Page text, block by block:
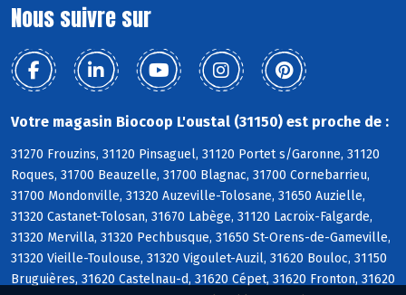
Nous suivre sur
Votre magasin Biocoop L'oustal (31150) est proche de :
31270 Frouzins, 31120 Pinsaguel, 31120 Portet s/Garonne, 31120
Roques, 31700 Beauzelle, 31700 Blagnac, 31700 Cornebarrieu,
31700 Mondonville, 31320 Auzeville-Tolosane, 31650 Auzielle,
31320 Castanet-Tolosan, 31670 Labège, 31120 Lacroix-Falgarde,
31320 Mervilla, 31320 Pechbusque, 31650 St-Orens-de-Gameville,
31320 Vieille-Toulouse, 31320 Vigoulet-Auzil, 31620 Bouloc, 31150
Bruguières, 31620 Castelnau-d, 31620 Cépet, 31620 Fronton, 31620